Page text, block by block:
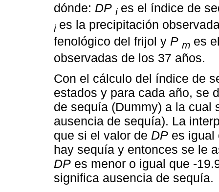
dónde: DP i es el índice de
i es la precipitación
fenológico del frijol y P m es
observadas de los 37 años.
Con el cálculo del índice de
estados y para cada año, se
de sequía (Dummy) a la cual
ausencia de sequía). La
que si el valor de DP es igual
hay sequía y entonces se le
DP es menor o igual que -
significa ausencia de sequía.